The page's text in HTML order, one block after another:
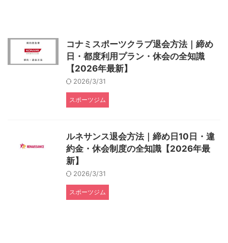
コナミスポーツクラブ退会方法｜締め
日・都度利用プラン・休会の全知識
【2026年最新】
2026/3/31
スポーツジム
ルネサンス退会方法｜締め日10日・違
約金・休会制度の全知識【2026年最
新】
2026/3/31
スポーツジム